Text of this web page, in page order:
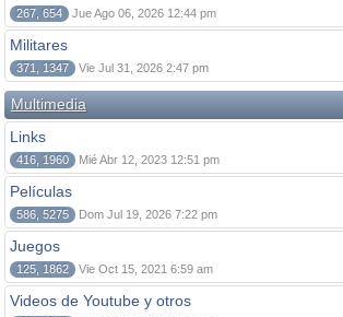
267, 654 Jue Ago 06, 2026 12:44 pm
Militares
371, 1347 Vie Jul 31, 2026 2:47 pm
Multimedia
Links
416, 1960 Mié Abr 12, 2023 12:51 pm
Películas
586, 5275 Dom Jul 19, 2026 7:22 pm
Juegos
125, 1862 Vie Oct 15, 2021 6:59 am
Videos de Youtube y otros